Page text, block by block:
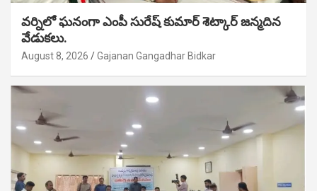
వర్నిలో ఘనంగా ఎంపీ సురేష్ కుమార్ శెట్కార్ జన్మదిన
వేడుకలు.
August 8, 2026 Gajanan Gangadhar Bidkar